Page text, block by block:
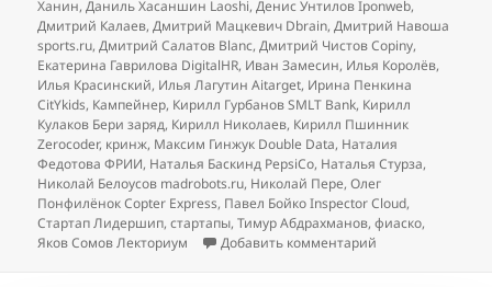
Ханин,Даниль Хасаншин Laoshi,Денис Унтилов Iponweb,
Дмитрий Калаев,Дмитрий Мацкевич Dbrain,Дмитрий Навоша
sports.ru,Дмитрий Салатов Blanc,Дмитрий Чистов Copiny,
Екатерина Гаврилова DigitalHR, Иван Замесин, Илья Королёв,
Илья Красинский, Илья Лагутин Aitarget, Ирина Пенкина
CitYkids, Кампейнер, Кирилл Гурбанов SMLT Bank, Кирилл
Кулаков Бери заряд, Кирилл Николаев, Кирилл Пшинник
Zerocoder, кринж, Максим Гинжук Double Data, Наталия
Федотова ФРИИ, Наталья Баскинд PepsiCo, Наталья Стурза,
Николай Белоусов madrobots.ru, Николай Пере,Олег
Понфилёнок Copter Express, Павел Бойко Inspector Cloud,
Стартап Лидершип,стартапы,Тимур Абдрахманов,фиаско,
Яков Сомов Лекториум
Добавить комментарий